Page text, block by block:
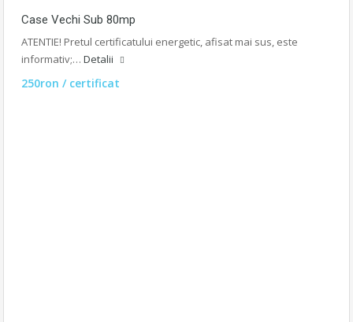
Case Vechi Sub 80mp
ATENTIE! Pretul certificatului energetic, afisat mai sus, este
informativ;… Detalii
250ron / certificat